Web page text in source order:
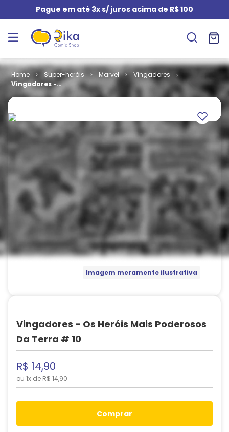
Pague em até 3x s/ juros acima de R$ 100
Super-heróis Marvel
Vingadores
Vingadores -
Os Heróis Mais
Terra # 10
Imagem meramente ilustrativa
Vingadores - Os Heróis Mais Poderosos
Da Terra # 10
R$ 14,90
ou 1x de R$ 14,90
comprar